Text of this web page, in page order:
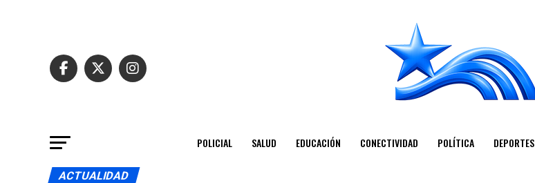
POLICIAL SALUD EDUCACIÓN CONECTIVIDAD POLÍTICA DEPORTES
ACTUALIDAD